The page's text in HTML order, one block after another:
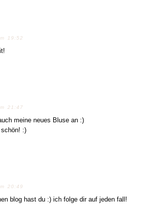
19:52
21:47
meine neues Bluse an :)
:)
20:49
blog hast du :) ich folge dir auf jeden fall!